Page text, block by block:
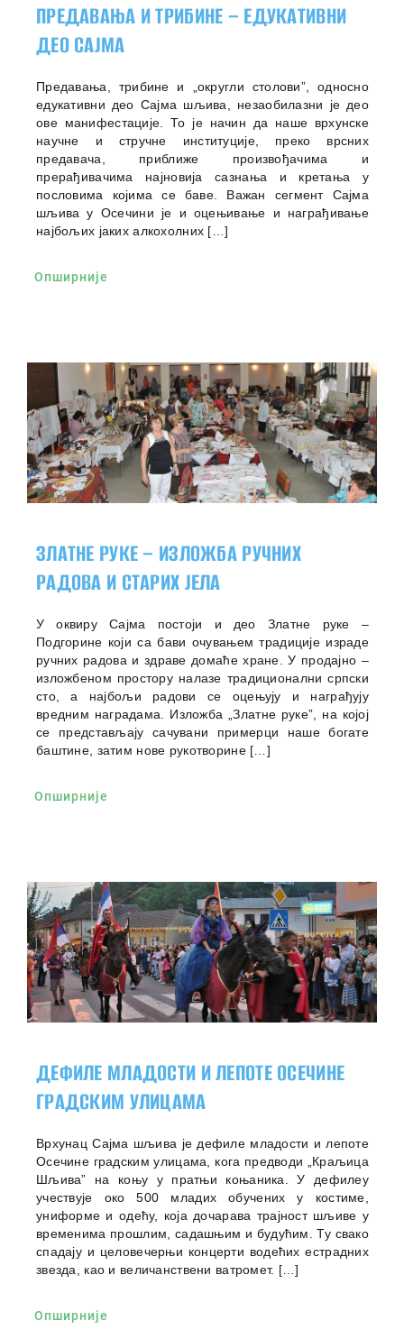
ПРЕДАВАЊА И ТРИБИНЕ – ЕДУКАТИВНИ
ДЕО САЈМА
Предавања, трибине и „округли столови”, односно
едукативни део Сајма шљива, незаобилазни је део
ове манифестације. То је начин да наше врхунске
научне и стручне институције, преко врсних
предавача, приближе произвођачима и
прерађивачима најновија сазнања и кретања у
пословима којима се баве. Важан сегмент Сајма
шљива у Осечини је и оцењивање и награђивање
најбољих јаких алкохолних […]
Опширније
ЗЛАТНЕ РУКЕ – ИЗЛОЖБА РУЧНИХ
РАДОВА И СТАРИХ ЈЕЛА
У оквиру Сајма постоји и део Златне руке –
Подгорине који са бави очувањем традиције израде
ручних радова и здраве домаће хране. У продајно –
изложбеном простору налазе традиционални српски
сто, а најбољи радови се оцењују и награђују
вредним наградама. Изложба „Златне руке”, на којој
се представљају сачувани примерци наше богате
баштине, затим нове рукотворине […]
Опширније
ДЕФИЛЕ МЛАДОСТИ И ЛЕПОТЕ ОСЕЧИНЕ
ГРАДСКИМ УЛИЦАМА
Врхунац Сајма шљива је дефиле младости и лепоте
Осечине градским улицама, кога предводи „Краљица
Шљива” на коњу у пратњи коњаника. У дефилеу
учествује око 500 младих обучених у костиме,
униформе и одећу, која дочарава трајност шљиве у
временима прошлим, садашњим и будућим. Ту свако
спадају и целовечерњи концерти водећих естрадних
звезда, као и величанствени ватромет. […]
Опширније